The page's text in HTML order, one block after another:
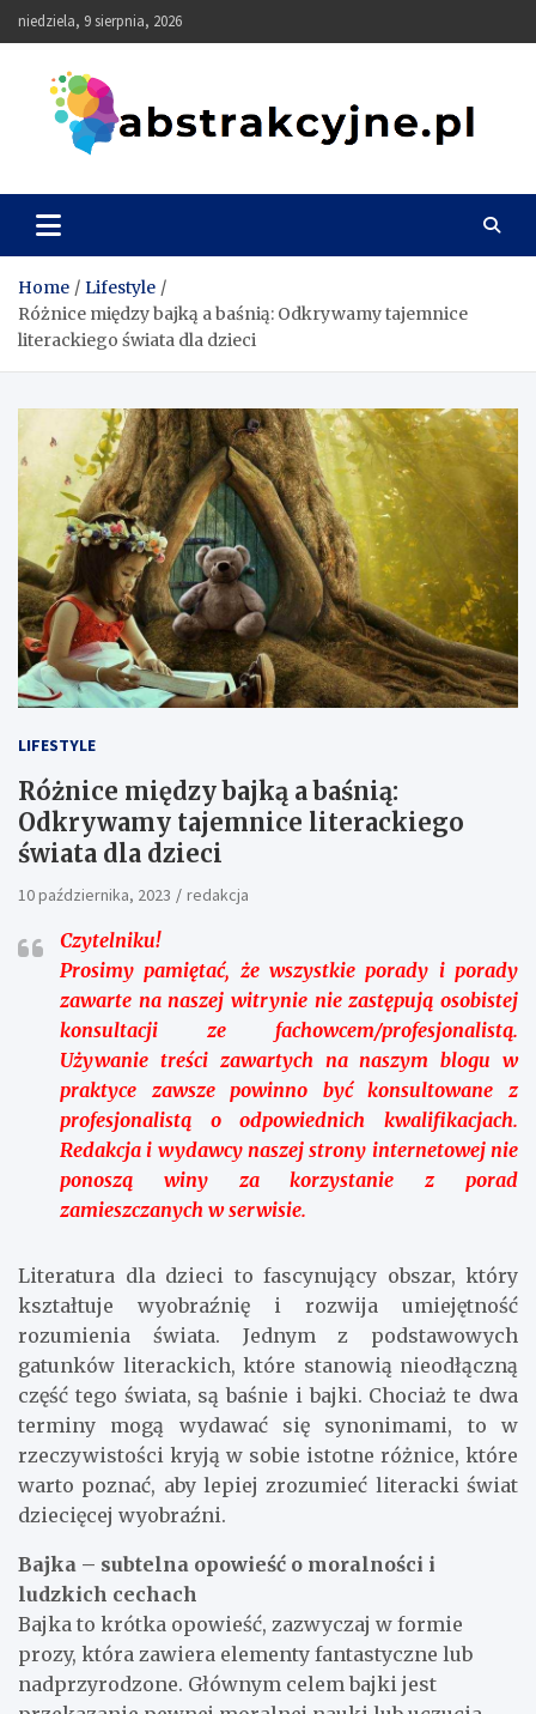
Skip
to
niedziela, 9 sierpnia, 2026
Abstrakcyjne
Home
Lifestyle
Różnice między bajką a baśnią: Odkrywamy tajemnice
literackiego świata dla dzieci
LIFESTYLE
Różnice między bajką a baśnią:
Odkrywamy tajemnice literackiego
świata dla dzieci
10 października, 2023 redakcja
Czytelniku!
Prosimy pamiętać, że wszystkie porady i porady
zawarte na naszej witrynie nie zastępują osobistej
konsultacji ze fachowcem/profesjonalistą.
Używanie treści zawartych na naszym blogu w
praktyce zawsze powinno być konsultowane z
profesjonalistą o odpowiednich kwalifikacjach.
Redakcja i wydawcy naszej strony internetowej nie
ponoszą winy za korzystanie z porad
zamieszczanych w serwisie.
Literatura dla dzieci to fascynujący obszar, który
kształtuje wyobraźnię i rozwija umiejętność
rozumienia świata. Jednym z podstawowych
gatunków literackich, które stanowią nieodłączną
część tego świata, są baśnie i bajki. Chociaż te dwa
terminy mogą wydawać się synonimami, to w
rzeczywistości kryją w sobie istotne różnice, które
warto poznać, aby lepiej zrozumieć literacki świat
dziecięcej wyobraźni.
Bajka – subtelna opowieść o moralności i
ludzkich cechach
Bajka to krótka opowieść, zazwyczaj w formie
prozy, która zawiera elementy fantastyczne lub
nadprzyrodzone. Głównym celem bajki jest